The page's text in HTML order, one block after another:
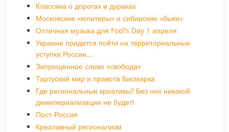
Классика о дорогах и дураках
Московские «юпитеры» и сибирские «быки»
Отличная музыка для Fool’s Day 1 апреля
Украине придется пойти на территориальные
уступки России…
Запрещенное слово «свобода»
Тартуский мир и правота Бисмарка
Где региональные креативы? Без них никакой
деимпериализации не будет!
Пост-Россия
Креативный регионализм